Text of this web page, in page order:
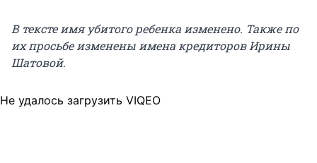
В тексте имя убитого ребенка изменено. Также по
их просьбе изменены имена кредиторов Ирины
Шатовой.
Не удалось загрузить VIQEO